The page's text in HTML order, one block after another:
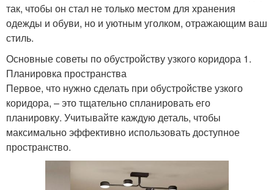
так, чтобы он стал не только местом для хранения
одежды и обуви, но и уютным уголком, отражающим ваш
стиль.
Основные советы по обустройству узкого коридора 1.
Планировка пространства
Первое, что нужно сделать при обустройстве узкого
коридора, – это тщательно спланировать его
планировку. Учитывайте каждую деталь, чтобы
максимально эффективно использовать доступное
пространство.